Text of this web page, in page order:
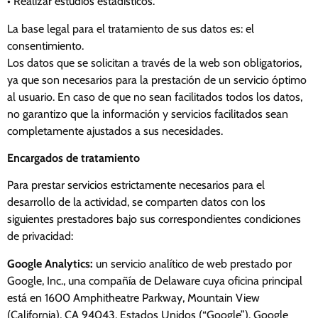
La base legal para el tratamiento de sus datos es: el
consentimiento.
Los datos que se solicitan a través de la web son obligatorios,
ya que son necesarios para la prestación de un servicio óptimo
al usuario. En caso de que no sean facilitados todos los datos,
no garantizo que la información y servicios facilitados sean
completamente ajustados a sus necesidades.
Encargados de tratamiento
Para prestar servicios estrictamente necesarios para el
desarrollo de la actividad, se comparten datos con los
siguientes prestadores bajo sus correspondientes condiciones
de privacidad:
Google Analytics: un servicio analítico de web prestado por
Google, Inc., una compañía de Delaware cuya oficina principal
está en 1600 Amphitheatre Parkway, Mountain View
(California), CA 94043, Estados Unidos (“Google”). Google